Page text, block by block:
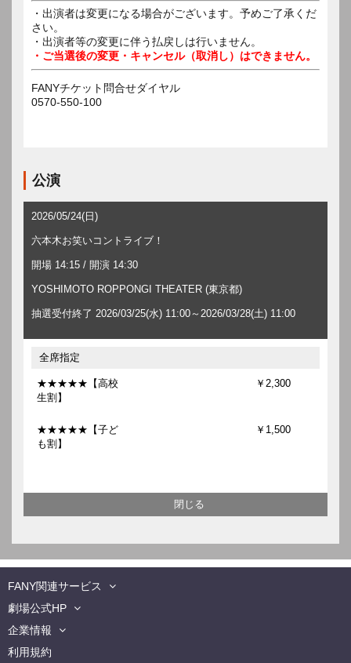
・出演者は変更になる場合がございます。予めご了承くだ
さい。
・出演者等の変更に伴う払戻しは行いません。
・ご当選後の変更・キャンセル（取消し）はできません。
FANYチケット問合せダイヤル
0570-550-100
公演
2026/05/24(日)
六本木お笑いコントライブ！
開場 14:15 / 開演 14:30
YOSHIMOTO ROPPONGI THEATER (東京都)
抽選受付終了 2026/03/25(水) 11:00～2026/03/28(土) 11:00
全席指定
★★★★★【高校
生割】
￥2,300
★★★★★【子ど
も割】
￥1,500
FANY関連サービス
劇場公式HP
企業情報
利用規約